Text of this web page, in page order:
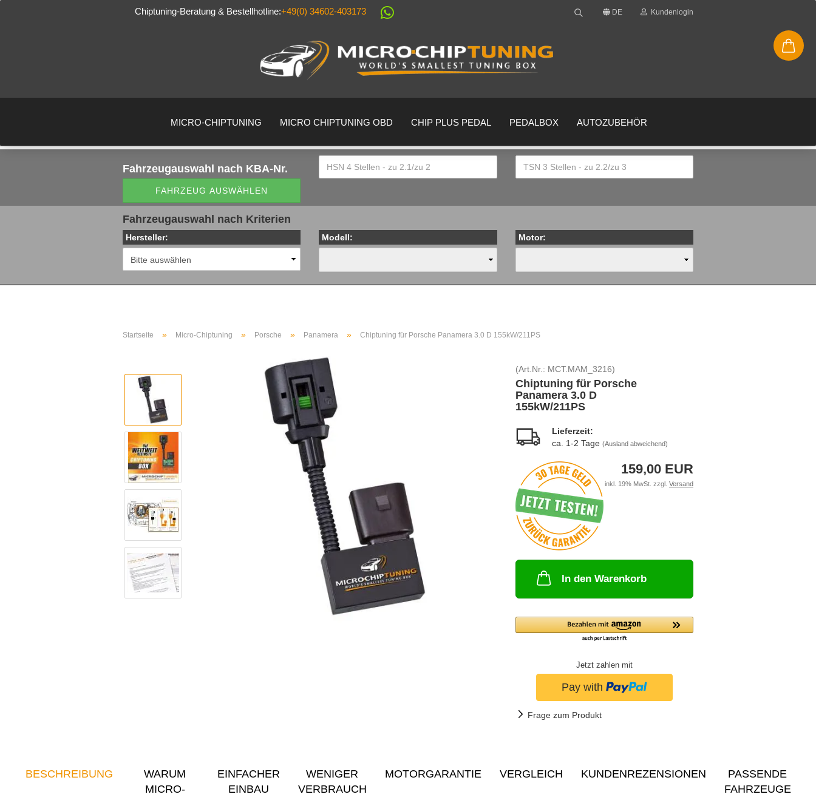
Chiptuning-Beratung & Bestellhotline:+49(0) 34602-403173 DE
Sprache auswählen
Kundenlogin
MICRO-CHIPTUNING MICRO CHIPTUNING OBD CHIP PLUS PEDAL PEDALBOX AUTOZUBEHÖR
Fahrzeugauswahl nach KBA-Nr.
FAHRZEUG AUSWÄHLEN
Fahrzeugauswahl nach Kriterien
Hersteller: Modell: Motor:
Startseite » Micro-Chiptuning » Porsche » Panamera » Chiptuning für Porsche Panamera 3.0 D 155kW/211PS
(Art.Nr.: MCT.MAM_3216)
Chiptuning für Porsche
Panamera 3.0 D
155kW/211PS
Lieferzeit:
ca. 1-2 Tage (Ausland abweichend)
159,00 EUR
inkl. 19% MwSt. zzgl. Versand
In den Warenkorb
Jetzt zahlen mit
Frage zum Produkt
BESCHREIBUNG
WARUM
MICRO-
EINFACHER
EINBAU
WENIGER
VERBRAUCH
MOTORGARANTIE VERGLEICH KUNDENREZENSIONEN
PASSENDE
FAHRZEUGE